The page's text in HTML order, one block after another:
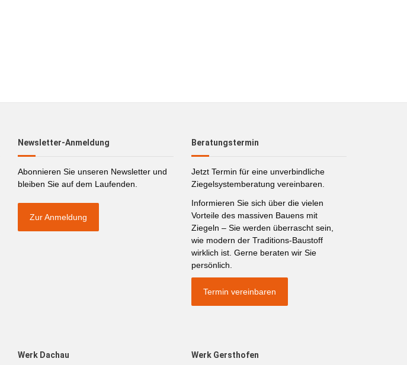
Newsletter-Anmeldung
Abonnieren Sie unseren Newsletter und
bleiben Sie auf dem Laufenden.
Zur Anmeldung
Beratungstermin
Jetzt Termin für eine unverbindliche
Ziegelsystemberatung vereinbaren.
Informieren Sie sich über die vielen
Vorteile des massiven Bauens mit
Ziegeln – Sie werden überrascht sein,
wie modern der Traditions-Baustoff
wirklich ist. Gerne beraten wir Sie
persönlich.
Termin vereinbaren
Werk Dachau Werk Gersthofen